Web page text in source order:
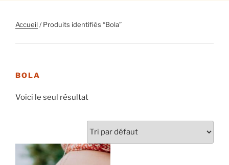
Accueil / Produits identifiés “Bola”
BOLA
Voici le seul résultat